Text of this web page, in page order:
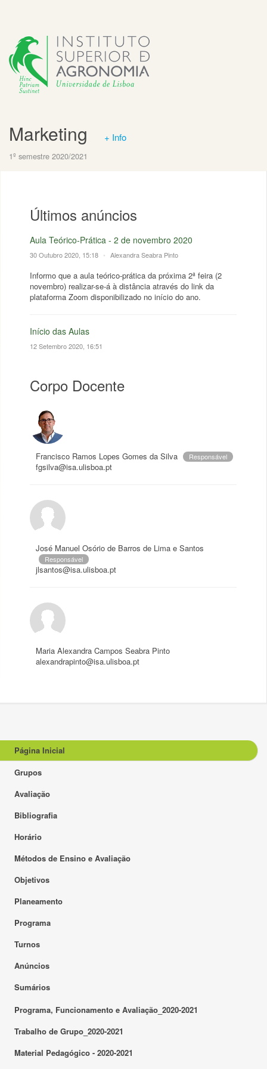
Marketing + Info
1º semestre 2020/2021
Últimos anúncios
Aula Teórico-Prática - 2 de novembro 2020
30 Outubro 2020, 15:18 • Alexandra Seabra Pinto
Informo que a aula teórico-prática da próxima 2ª feira (2
novembro) realizar-se-á à distância através do link da
plataforma Zoom disponibilizado no início do ano.
Início das Aulas
12 Setembro 2020, 16:51
Corpo Docente
Francisco Ramos Lopes Gomes da Silva Responsável
fgsilva@isa.ulisboa.pt
José Manuel Osório de Barros de Lima e Santos
Responsável
jlsantos@isa.ulisboa.pt
Maria Alexandra Campos Seabra Pinto
alexandrapinto@isa.ulisboa.pt
Página Inicial
Grupos
Avaliação
Bibliografia
Horário
Métodos de Ensino e Avaliação
Objetivos
Planeamento
Programa
Turnos
Anúncios
Sumários
Programa, Funcionamento e Avaliação_2020-2021
Trabalho de Grupo_2020-2021
Material Pedagógico - 2020-2021